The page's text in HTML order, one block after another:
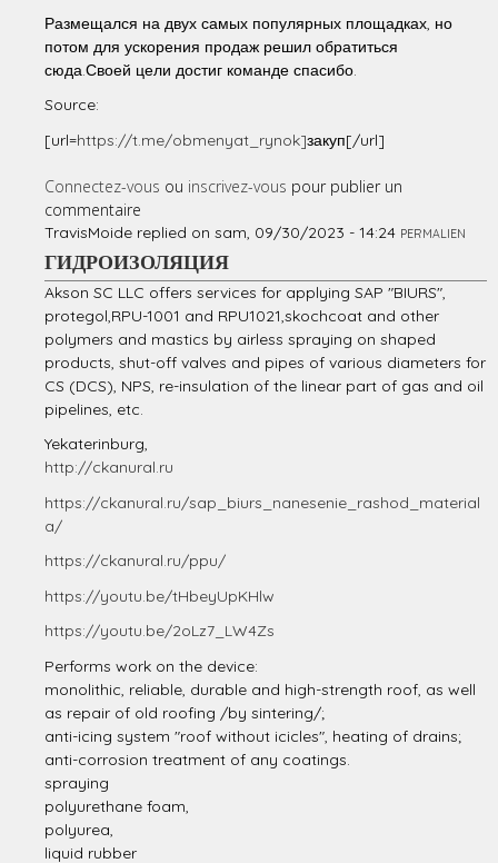
Размещался на двух самых популярных площадках, но
потом для ускорения продаж решил обратиться
сюда.Своей цели достиг команде спасибо.
Source:
[url=https://t.me/obmenyat_rynok]закуп[/url]
Connectez-vous ou inscrivez-vous pour publier un
commentaire
TravisMoide replied on sam, 09/30/2023 - 14:24 PERMALIEN
ГИДРОИЗОЛЯЦИЯ
Akson SC LLC offers services for applying SAP "BIURS",
protegol,RPU-1001 and RPU1021,skochcoat and other
polymers and mastics by airless spraying on shaped
products, shut-off valves and pipes of various diameters for
CS (DCS), NPS, re-insulation of the linear part of gas and oil
pipelines, etc.
Yekaterinburg,
http://ckanural.ru
https://ckanural.ru/sap_biurs_nanesenie_rashod_material
a/
https://ckanural.ru/ppu/
https://youtu.be/tHbeyUpKHlw
https://youtu.be/2oLz7_LW4Zs
Performs work on the device:
monolithic, reliable, durable and high-strength roof, as well
as repair of old roofing /by sintering/;
anti-icing system "roof without icicles", heating of drains;
anti-corrosion treatment of any coatings.
spraying
polyurethane foam,
polyurea,
liquid rubber